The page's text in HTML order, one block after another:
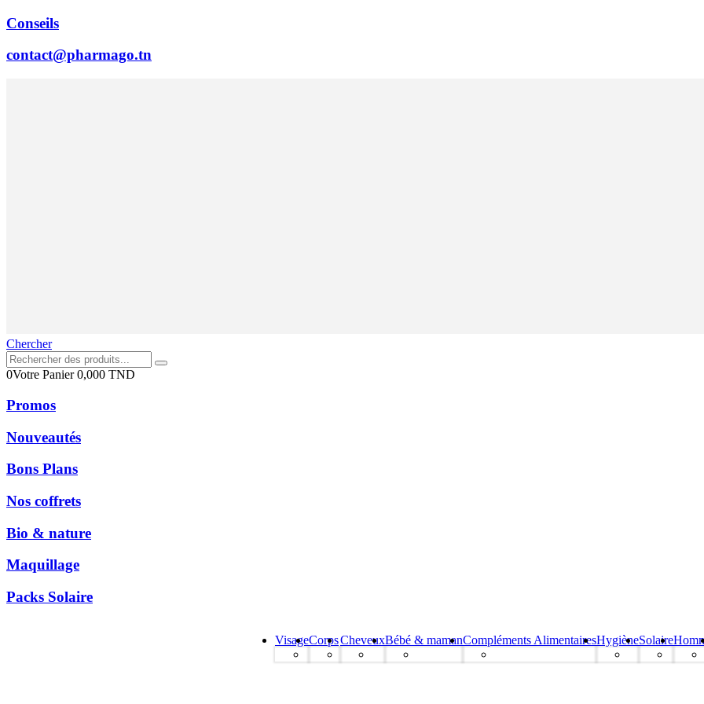
Conseils
contact@pharmago.tn
Chercher
0Votre Panier0,000 TND
Promos
Nouveautés
Bons Plans
Nos coffrets
Bio & nature
Maquillage
Packs Solaire
VisageCorpsCheveuxBébé & mamanCompléments AlimentairesHygièneSolaire